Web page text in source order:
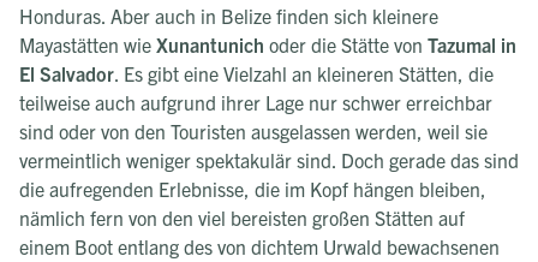
Honduras. Aber auch in Belize finden sich kleinere
Mayastätten wie Xunantunich oder die Stätte von Tazumal in
El Salvador. Es gibt eine Vielzahl an kleineren Stätten, die
teilweise auch aufgrund ihrer Lage nur schwer erreichbar
sind oder von den Touristen ausgelassen werden, weil sie
vermeintlich weniger spektakulär sind. Doch gerade das sind
die aufregenden Erlebnisse, die im Kopf hängen bleiben,
nämlich fern von den viel bereisten großen Stätten auf
einem Boot entlang des von dichtem Urwald bewachsenen